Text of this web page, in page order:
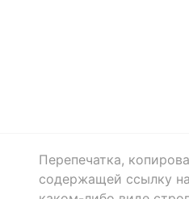
Перепечатка,
содержащей ссылку на